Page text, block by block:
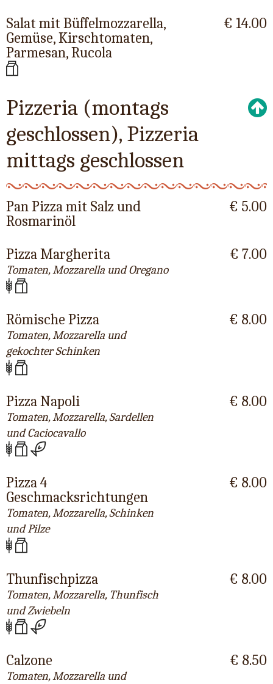
Salat mit Büffelmozzarella,
Gemüse, Kirschtomaten,
Parmesan, Rucola
€ 14.00
Pizzeria (montags
geschlossen), Pizzeria
mittags geschlossen
Pan Pizza mit Salz und
Rosmarinöl
€ 5.00
Pizza Margherita
Tomaten, Mozzarella und Oregano
€ 7.00
Römische Pizza
Tomaten, Mozzarella und
gekochter Schinken
€ 8.00
Pizza Napoli
Tomaten, Mozzarella, Sardellen
und Caciocavallo
€ 8.00
Pizza 4
Geschmacksrichtungen
Tomaten, Mozzarella, Schinken
und Pilze
€ 8.00
Thunfischpizza
Tomaten, Mozzarella, Thunfisch
und Zwiebeln
€ 8.00
Calzone
Tomaten, Mozzarella und
€ 8.50